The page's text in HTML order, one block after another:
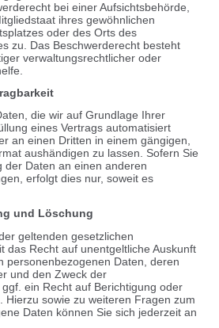
bei einer Aufsichtsbehörde,
ihres gewöhnlichen
oder des Orts des
zu. Das Beschwerderecht besteht
verwaltungsrechtlicher oder
die wir auf Grundlage Ihrer
eines Vertrags automatisiert
an einen Dritten in einem gängigen,
aushändigen zu lassen. Sofern Sie
der Daten an einen anderen
erfolgt dies nur, soweit es
und Löschung
geltenden gesetzlichen
das Recht auf unentgeltliche Auskunft
personenbezogenen Daten, deren
und den Zweck der
ein Recht auf Berichtigung oder
Hierzu sowie zu weiteren Fragen zum
Daten können Sie sich jederzeit an